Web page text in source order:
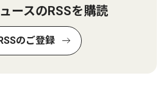
ースのRSSを購読
RSSのご登録